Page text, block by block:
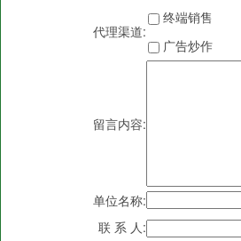
代理渠道:
终端销售
广告炒作
留言内容:
单位名称:
联 系 人: